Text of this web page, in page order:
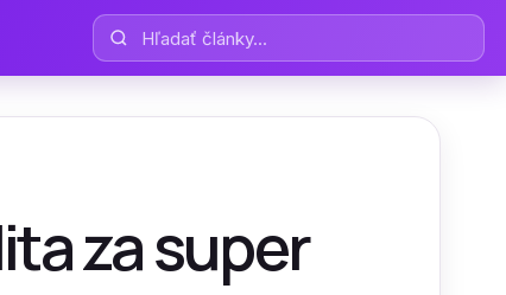
Hľadať články
za super